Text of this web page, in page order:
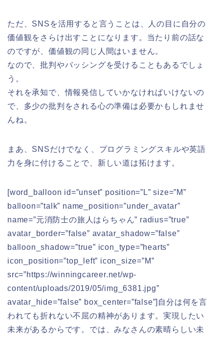
ただ、SNSを活用すると言うことは、人の目に自分の
価値観をさらけ出すことになります。当たり前の話な
のですが、価値観の同じ人間はいません。
なので、批判やバッシングを受けることもあるでしょ
う。
それを承知で、情報発信していかなければいけないの
で、多少の批判をされる心の準備は必要かもしれませ
んね。
まあ、SNSだけでなく、プログラミングスキルや英語
力を身に付けることで、新しい道は拓けます。
[word_balloon id=”unset” position=”L” size=”M”
balloon=”talk” name_position=”under_avatar”
name=”元消防士の旅人はらちゃん” radius=”true”
avatar_border=”false” avatar_shadow=”false”
balloon_shadow=”true” icon_type=”hearts”
icon_position=”top_left” icon_size=”M”
src=”https://winningcareer.net/wp-
content/uploads/2019/05/img_6381.jpg”
avatar_hide=”false” box_center=”false”]自分は何を言
われても折れない不屈の精神があります。実現したい
未来があるからです。では、みなさんの素晴らしい未